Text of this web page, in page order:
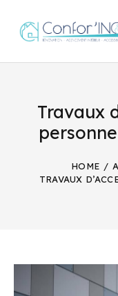
Travaux
HOME
TRAVAUX